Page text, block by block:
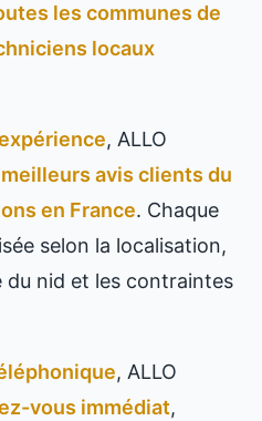
les communes de
locaux
, ALLO
meilleurs avis clients du
en France. Chaque
selon la localisation,
du nid et les contraintes
, ALLO
vous immédiat,